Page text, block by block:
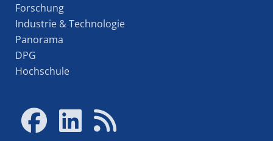
Forschung
Industrie & Technologie
Panorama
DPG
Hochschule